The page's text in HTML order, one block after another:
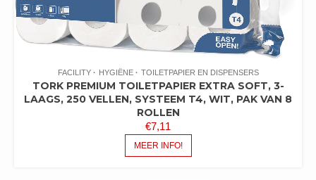
FACILITY HYGIËNE TOILETPAPIER EN DISPENSERS
TORK PREMIUM TOILETPAPIER EXTRA SOFT, 3-
LAAGS, 250 VELLEN, SYSTEEM T4, WIT, PAK VAN 8
ROLLEN
€7,11
MEER INFO!